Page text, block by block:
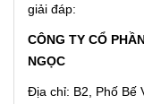
giải đáp:
CÔNG TY CỔ
NGỌC
Địa chỉ: B2, Phố Bế